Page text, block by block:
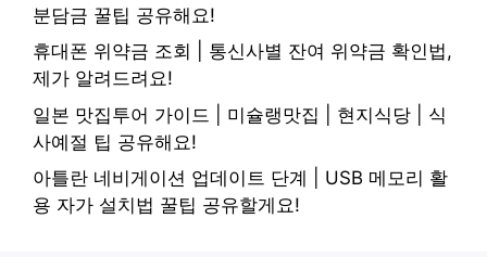
분담금 꿀팁 공유해요!
휴대폰 위약금 조회 | 통신사별 잔여 위약금 확인법,
제가 알려드려요!
일본 맛집투어 가이드 | 미슐랭맛집 | 현지식당 | 식
사예절 팁 공유해요!
아틀란 네비게이션 업데이트 단계 | USB 메모리 활
용 자가 설치법 꿀팁 공유할게요!